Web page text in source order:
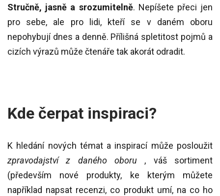
Stručně, jasně a srozumitelně. Nepíšete přeci jen
pro sebe, ale pro lidi, kteří se v daném oboru
nepohybují dnes a denně. Přílišná spletitost pojmů a
cizích výrazů může čtenáře tak akorát odradit.
Kde čerpat inspiraci?
K hledání nových témat a inspirací může posloužit
zpravodajství z daného oboru , váš sortiment
(především nové produkty, ke kterým můžete
například napsat recenzi, co produkt umí, na co ho